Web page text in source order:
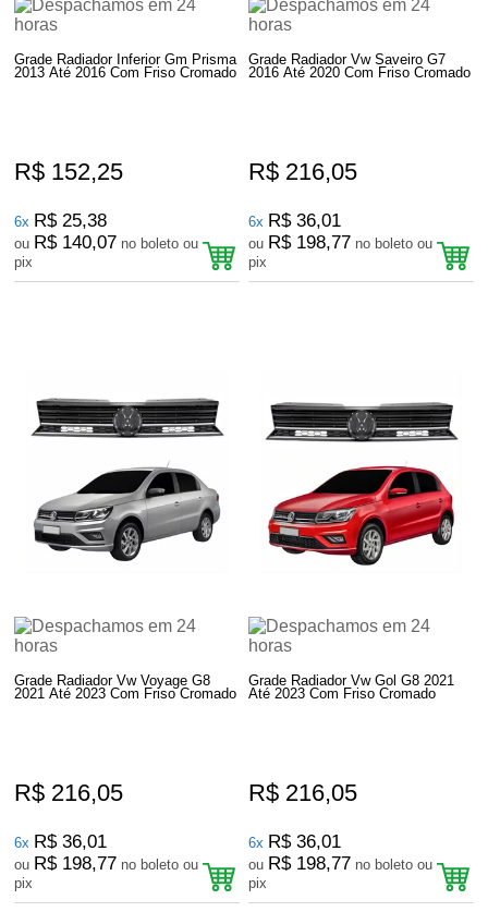
Grade Radiador Inferior Gm Prisma
2013 Até 2016 Com Friso Cromado
R$ 152,25
6x R$ 25,38
ou R$ 140,07 no boleto ou
pix
Grade Radiador Vw Saveiro G7
2016 Até 2020 Com Friso Cromado
R$ 216,05
6x R$ 36,01
ou R$ 198,77 no boleto ou
pix
Grade Radiador Vw Voyage G8
2021 Até 2023 Com Friso Cromado
R$ 216,05
6x R$ 36,01
ou R$ 198,77 no boleto ou
pix
Grade Radiador Vw Gol G8 2021
Até 2023 Com Friso Cromado
R$ 216,05
6x R$ 36,01
ou R$ 198,77 no boleto ou
pix